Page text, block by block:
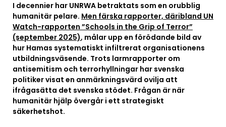
I decennier har UNRWA betraktats som en orubblig
humanitär pelare. Men färska rapporter, däribland UN
Watch-rapporten ”Schools in the Grip of Terror”
(september 2025), målar upp en förödande bild av
hur Hamas systematiskt infiltrerat organisationens
utbildningsväsende. Trots larmrapporter om
antisemitism och terrorhyllningar har svenska
politiker visat en anmärkningsvärd ovilja att
ifrågasätta det svenska stödet. Frågan är när
humanitär hjälp övergår i ett strategiskt
säkerhetshot.